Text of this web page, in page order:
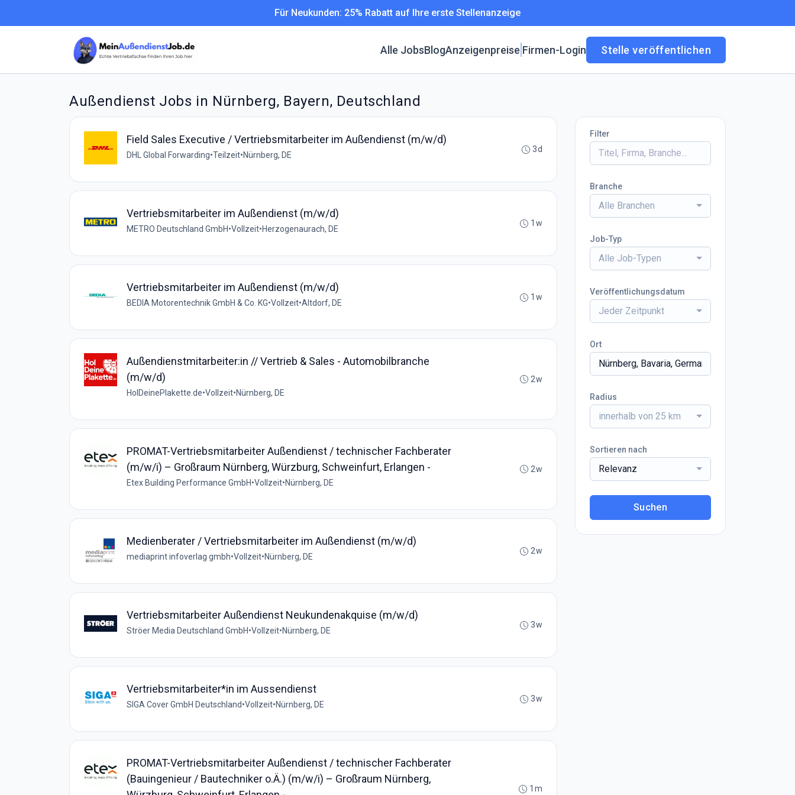
Für Neukunden: 25% Rabatt auf Ihre erste Stellenanzeige
Alle JobsBlogAnzeigenpreise Firmen-Login Stelle veröffentlichen
Außendienst Jobs in Nürnberg, Bayern, Deutschland
Field Sales Executive / Vertriebsmitarbeiter im Außendienst (m/w/d)
DHL Global Forwarding•Teilzeit•Nürnberg, DE
3d
Vertriebsmitarbeiter im Außendienst (m/w/d)
METRO Deutschland GmbH•Vollzeit•Herzogenaurach, DE
1w
Vertriebsmitarbeiter im Außendienst (m/w/d)
BEDIA Motorentechnik GmbH & Co. KG•Vollzeit•Altdorf, DE
1w
Außendienstmitarbeiter:in // Vertrieb & Sales - Automobilbranche
(m/w/d)
HolDeinePlakette.de•Vollzeit•Nürnberg, DE
2w
PROMAT-Vertriebsmitarbeiter Außendienst / technischer Fachberater
(m/w/i) – Großraum Nürnberg, Würzburg, Schweinfurt, Erlangen -
Etex Building Performance GmbH•Vollzeit•Nürnberg, DE
2w
Medienberater / Vertriebsmitarbeiter im Außendienst (m/w/d)
mediaprint infoverlag gmbh•Vollzeit•Nürnberg, DE
2w
Vertriebsmitarbeiter Außendienst Neukundenakquise (m/w/d)
Ströer Media Deutschland GmbH•Vollzeit•Nürnberg, DE
3w
Vertriebsmitarbeiter*in im Aussendienst
SIGA Cover GmbH Deutschland•Vollzeit•Nürnberg, DE
3w
PROMAT-Vertriebsmitarbeiter Außendienst / technischer Fachberater
(Bauingenieur / Bautechniker o.Ä.) (m/w/i) – Großraum Nürnberg,
1m
Filter
Branche
Alle Branchen
Job-Typ
Alle Job-Typen
Veröffentlichungsdatum
Jeder Zeitpunkt
Ort
Radius
innerhalb von 25 km
Sortieren nach
Relevanz
Suchen